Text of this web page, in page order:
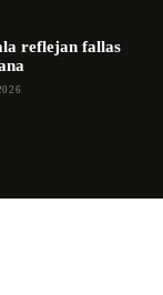
reflejan fallas